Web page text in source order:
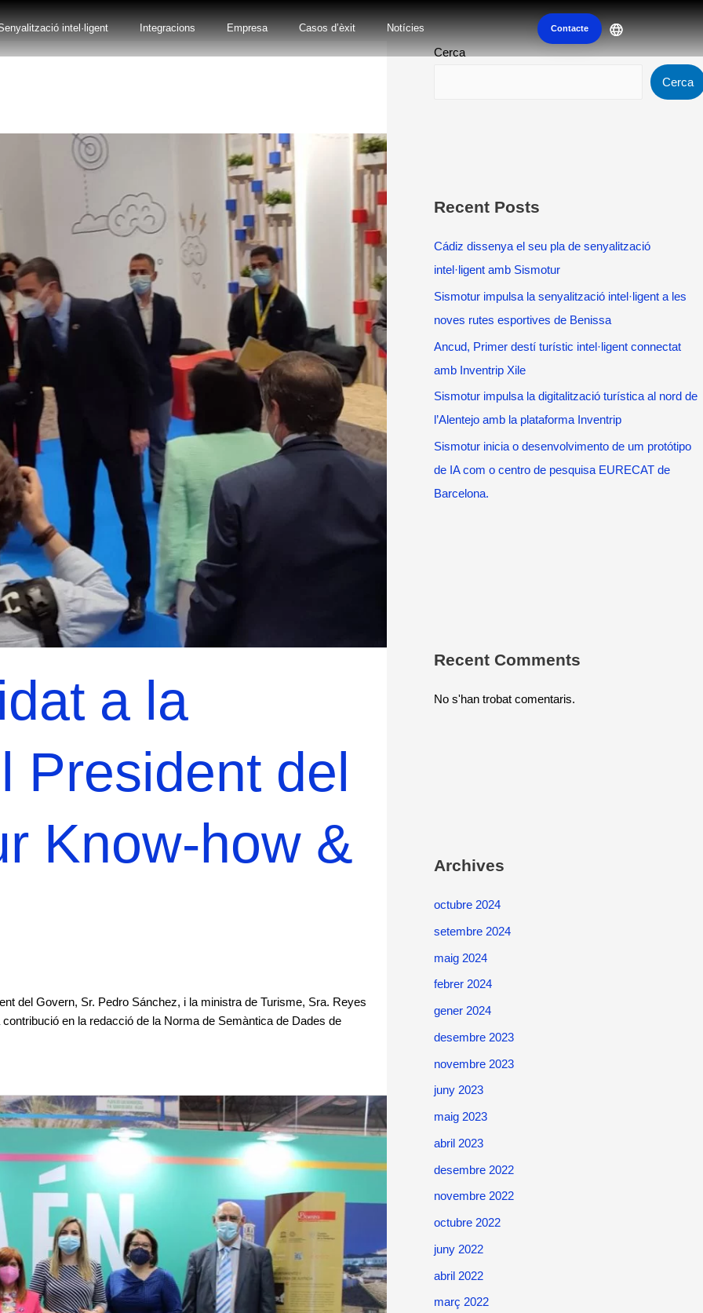
intel·ligent Integracions Empresa Casos d’èxit Notícies Contacte
a la
President del
Know-how &
del Govern, Sr. Pedro Sánchez, i la ministra de Turisme, Sra. Reyes
en la redacció de la Norma de Semàntica de Dades de
Cerca
Cerca
Recent Posts
Cádiz dissenya el seu pla de senyalització
intel·ligent amb Sismotur
Sismotur impulsa la senyalització intel·ligent a les
noves rutes esportives de Benissa
Ancud, Primer destí turístic intel·ligent connectat
amb Inventrip Xile
Sismotur impulsa la digitalització turística al nord de
l’Alentejo amb la plataforma Inventrip
Sismotur inicia o desenvolvimento de um protótipo
de IA com o centro de pesquisa EURECAT de
Barcelona.
Recent Comments
No s'han trobat comentaris.
Archives
octubre 2024
setembre 2024
maig 2024
febrer 2024
gener 2024
desembre 2023
novembre 2023
juny 2023
maig 2023
abril 2023
desembre 2022
novembre 2022
octubre 2022
juny 2022
abril 2022
març 2022